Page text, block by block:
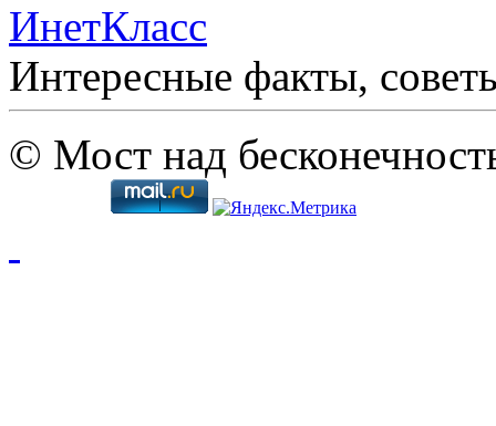
ИнетКласс
Интересные факты,
© Мост над